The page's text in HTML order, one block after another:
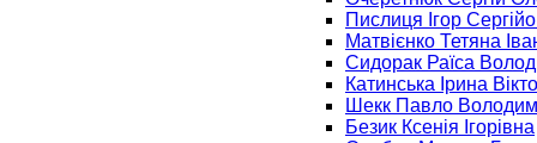
Пислиця Ігор
Матвієнко Тетяна
Сидорак Раїса
Катинська Ірина
Шекк Павло
Безик Ксенія Ігорівна